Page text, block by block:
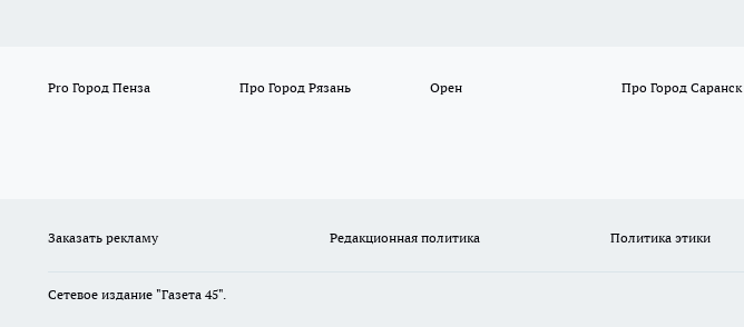
Pro Город Пенза Про Город Рязань Орен Про Город Саранск
Заказать рекламу Редакционная политика Политика этики
Сетевое издание "Газета 45".